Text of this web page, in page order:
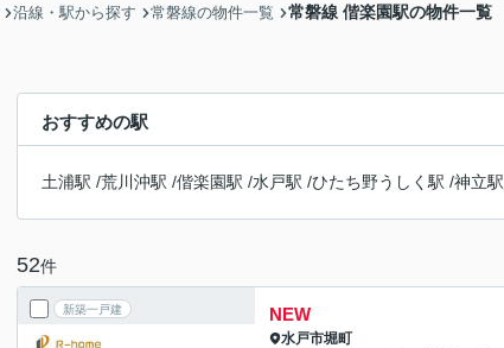
沿線・駅から探す 常磐線の物件一覧 常磐線 偕楽園駅の物件一覧
おすすめの駅
土浦駅 /荒川沖駅 /偕楽園駅 /水戸駅 /ひたち野うしく駅 /神立駅
52件
新築一戸建 NEW
水戸市堀町